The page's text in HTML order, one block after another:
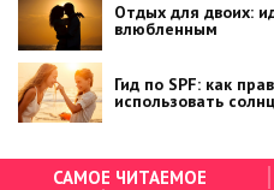
Отдых для двоих:
влюбленным
Гид по SPF: как
использовать
САМОЕ ЧИТАЕМОЕ